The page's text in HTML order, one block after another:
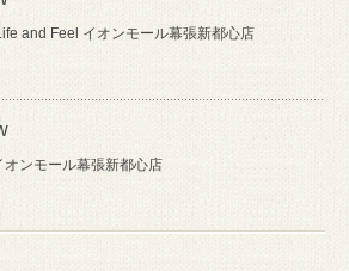
and Feel イオンモール幕張新都心店
オンモール幕張新都心店